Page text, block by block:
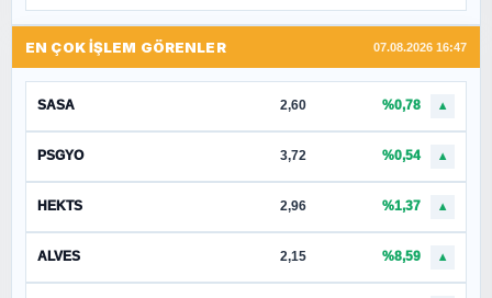
EN ÇOK İŞLEM GÖRENLER 07.08.2026 16:47
SASA 2,60 %0,78 ▲
PSGYO 3,72 %0,54 ▲
HEKTS 2,96 %1,37 ▲
ALVES 2,15 %8,59 ▲